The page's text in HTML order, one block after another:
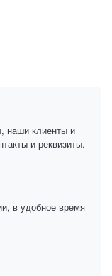
наши клиенты и
и реквизиты.
в удобное время